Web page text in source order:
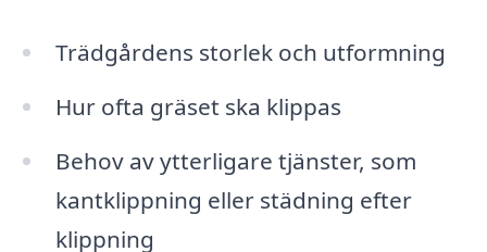
Trädgårdens storlek och utformning
Hur ofta gräset ska klippas
Behov av ytterligare tjänster, som
kantklippning eller städning efter
klippning